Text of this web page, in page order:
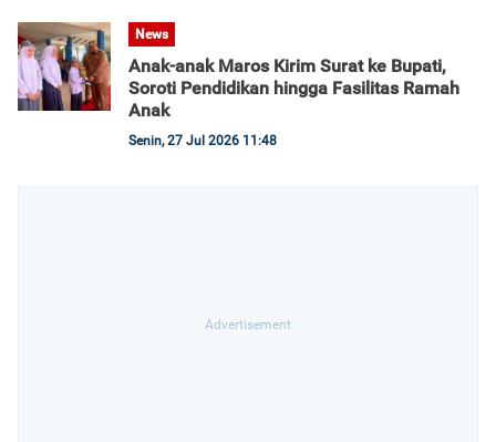
News
Anak-anak Maros Kirim Surat ke Bupati,
Soroti Pendidikan hingga Fasilitas Ramah
Anak
Senin, 27 Jul 2026 11:48